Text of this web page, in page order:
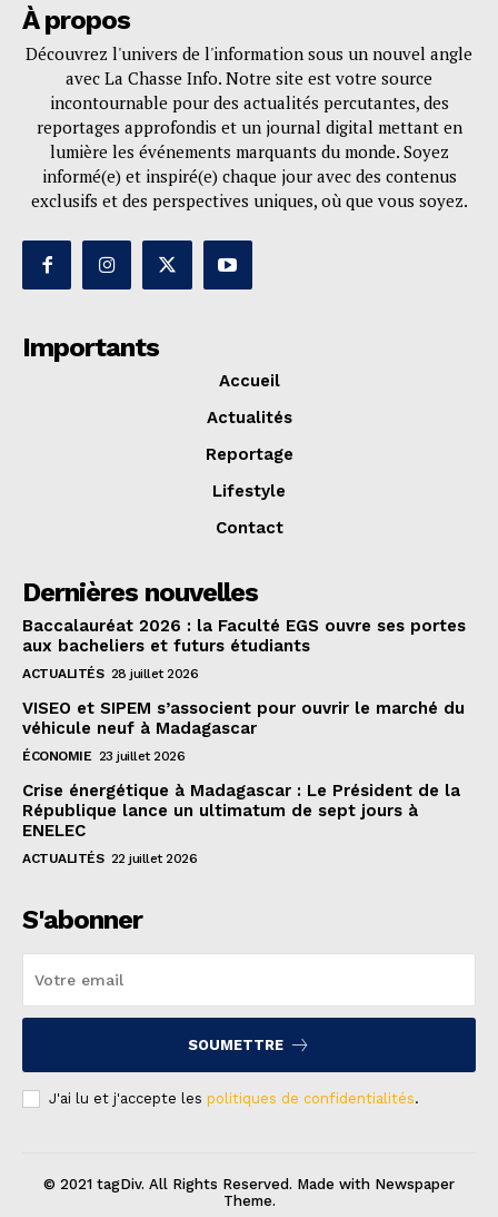
À propos
Découvrez l'univers de l'information sous un nouvel angle
avec La Chasse Info. Notre site est votre source
incontournable pour des actualités percutantes, des
reportages approfondis et un journal digital mettant en
lumière les événements marquants du monde. Soyez
informé(e) et inspiré(e) chaque jour avec des contenus
exclusifs et des perspectives uniques, où que vous soyez.
Importants
Accueil
Actualités
Reportage
Lifestyle
Contact
Dernières nouvelles
Baccalauréat 2026 : la Faculté EGS ouvre ses portes
aux bacheliers et futurs étudiants
ACTUALITÉS 28 juillet 2026
VISEO et SIPEM s’associent pour ouvrir le marché du
véhicule neuf à Madagascar
ÉCONOMIE 23 juillet 2026
Crise énergétique à Madagascar : Le Président de la
République lance un ultimatum de sept jours à
ENELEC
ACTUALITÉS 22 juillet 2026
S'abonner
SOUMETTRE
J'ai lu et j'accepte les politiques de confidentialités.
© 2021 tagDiv. All Rights Reserved. Made with Newspaper
Theme.